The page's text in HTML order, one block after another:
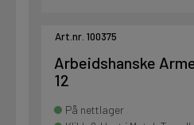
Art.nr. 100375
Arbeidshanske
12
På nettlager